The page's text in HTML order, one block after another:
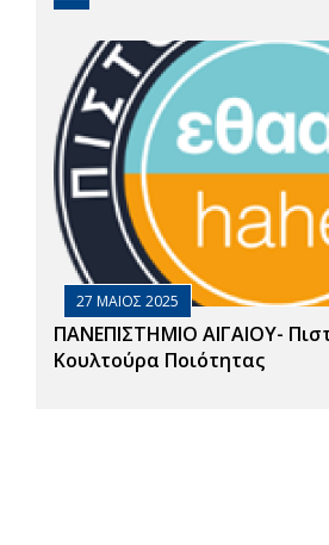
27 ΜΑΙΟΣ 2025
ΠΑΝΕΠΙΣΤΗΜΙΟ ΑΙΓΑΙΟΥ-
Κουλτούρα Ποιότητας